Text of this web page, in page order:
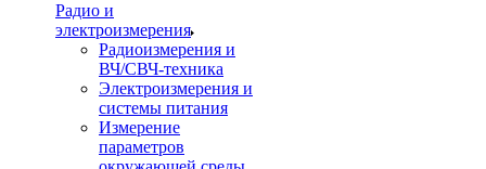
Радио и
электроизмерения
Радиоизмерения и
ВЧ/СВЧ-техника
Электроизмерения и
системы питания
Измерение
параметров